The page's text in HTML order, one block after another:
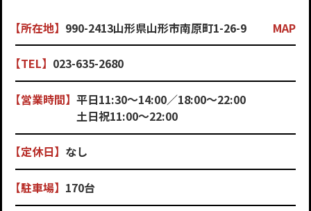
【所在地】 990-2413山形県山形市南原町1-26-9 MAP
【TEL】 023-635-2680
【営業時間】平日11:30〜14:00／18:00〜22:00
土日祝11:00〜22:00
【定休日】 なし
【駐車場】 170台